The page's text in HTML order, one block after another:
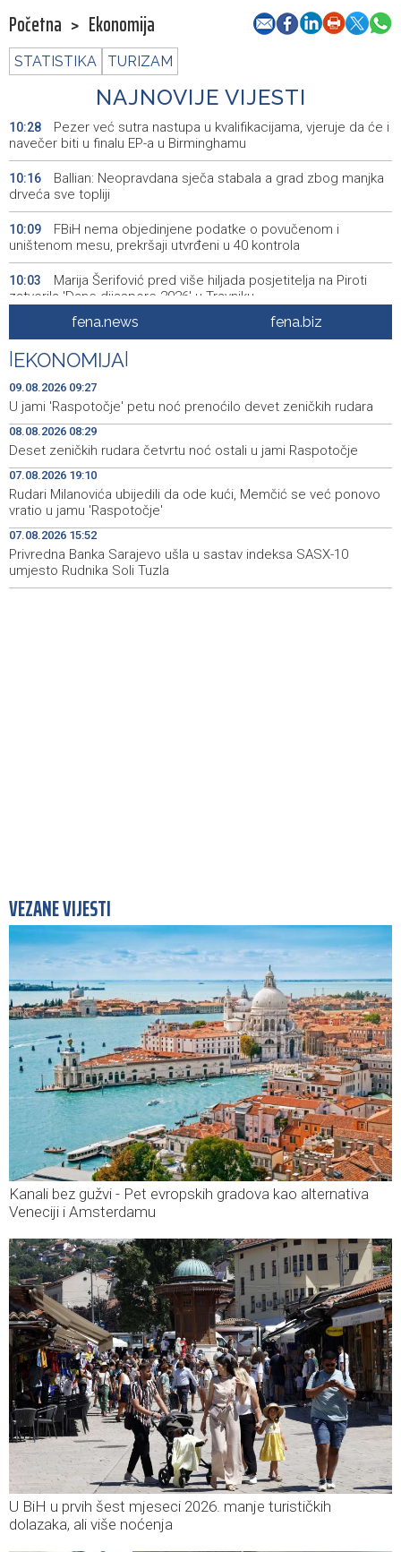
Početna > Ekonomija
STATISTIKA TURIZAM
NAJNOVIJE VIJESTI
10:28
Pezer već sutra nastupa u kvalifikacijama, vjeruje da će i
navečer biti u finalu EP-a u Birminghamu
10:16
Ballian: Neopravdana sječa stabala a grad zbog manjka
drveća sve topliji
10:09
FBiH nema objedinjene podatke o povučenom i
uništenom mesu, prekršaji utvrđeni u 40 kontrola
10:03
Marija Šerifović pred više hiljada posjetitelja na Piroti
zatvorila 'Dane dijaspore 2026' u Travniku
Kušljugić: Sprječavanje dehidracije i pregrijavanja ključni
za očuvanje zdravlja srca tokom vrućina
09:27
U jami 'Raspotočje' petu noć prenoćilo devet zeničkih
rudara
09:20
Gosti iz regiona okupirali Jahorinu, mnogi zbog popusta
umjesto mora izabrali planinu
Požar kod Konjica lokaliziran, vatrogasci i dalje na
terenu
09:09
U Stupama održan prvi „Gastro Livno“: Više od 20 jela
predstavilo raznolikost livanjske gastronomije
09:05 Pretežno sunčano jutro u BiH, u Mostaru 29 stepeni
fena.news fena.biz
EKONOMIJA
09.08.2026 09:27
U jami 'Raspotočje' petu noć prenoćilo devet zeničkih rudara
08.08.2026 08:29
Deset zeničkih rudara četvrtu noć ostali u jami Raspotočje
07.08.2026 19:10
Rudari Milanovića ubijedili da ode kući, Memčić se već ponovo
vratio u jamu 'Raspotočje'
07.08.2026 15:52
Privredna Banka Sarajevo ušla u sastav indeksa SASX-10
umjesto Rudnika Soli Tuzla
VEZANE VIJESTI
Kanali bez gužvi - Pet evropskih gradova kao alternativa
Veneciji i Amsterdamu
U BiH u prvih šest mjeseci 2026. manje turističkih
dolazaka, ali više noćenja